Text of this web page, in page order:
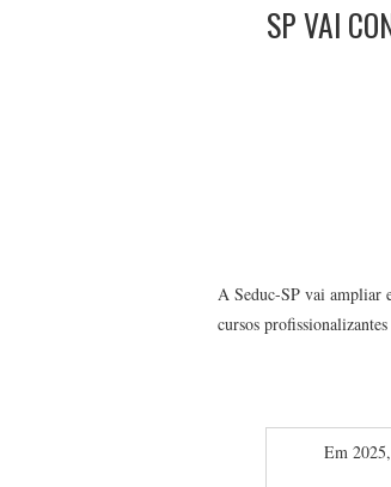
SP VAI
A Seduc-SP vai ampliar
cursos profissionalizantes
Em